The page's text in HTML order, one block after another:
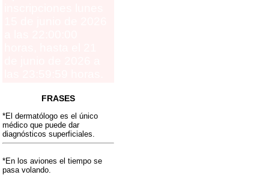
FRASES
*El dermatólogo es el único
médico que puede dar
diagnósticos superficiales.
*En los aviones el tiempo se
pasa volando.